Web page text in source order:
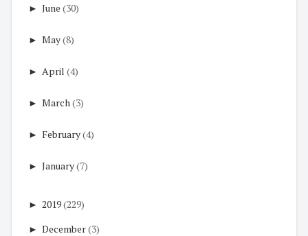
► June (30)
► May(8)
► April (4)
► March (3)
► February(4)
► January(7)
► 2019(229)
► December(3)